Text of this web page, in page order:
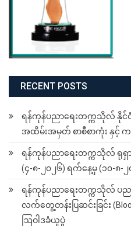
RECENT POSTS
ရန်ကုန်ပညာရေးတက္ကသိုလ် နိုင်
အထိမ်းအမှတ် စာစီစာကုံး နှင့် က
ရန်ကုန်ပညာရေးတက္ကသိုလ် ရုရှ
(၄-၈-၂၀၂၆) ရက်နေ့မှ (၁၀-၈-
ရန်ကုန်ပညာရေးတက္ကသိုလ် ပ
လက်တွေ့တန်းပြဆင်းခြင်း
ဩဝါဒခံယူပွဲ